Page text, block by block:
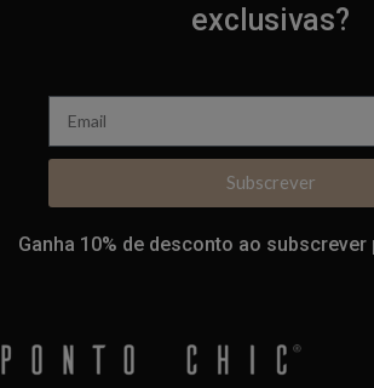
exclusivas?
Subscrever
Ganha 10% de desconto ao